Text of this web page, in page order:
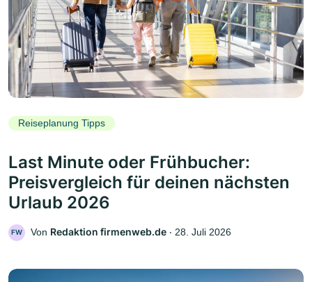
Reiseplanung Tipps
Last Minute oder Frühbucher:
Preisvergleich für deinen nächsten
Urlaub 2026
FW Von Redaktion firmenweb.de ‧ 28. Juli 2026